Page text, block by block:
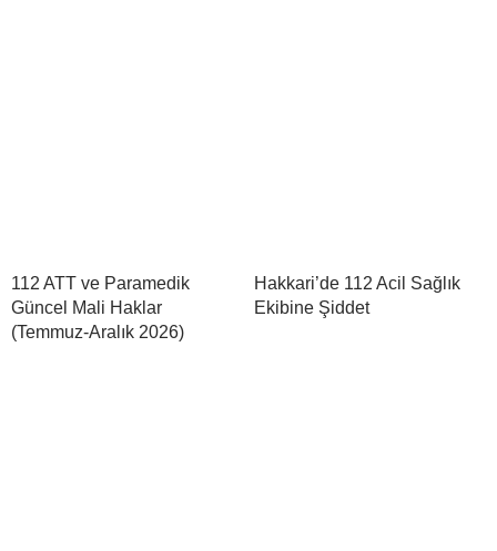
112 ATT ve Paramedik
Güncel Mali Haklar
(Temmuz-Aralık 2026)
Hakkari’de 112 Acil Sağlık
Ekibine Şiddet